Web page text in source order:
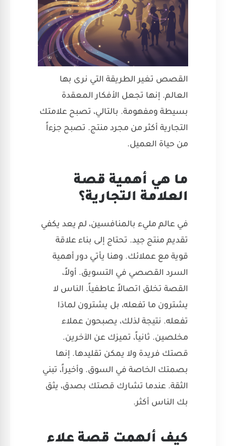
القصص تغير الطريقة التي نرى بها
العالم. إنها تجعل الأفكار المعقدة
بسيطة ومفهومة. بالتالي، تصبح علامتك
التجارية أكثر من مجرد منتج. تصبح جزءاً
من حياة العميل.
ما هي أهمية قصة
العلامة التجارية؟
في عالم مليء بالمنافسين، لم يعد يكفي
تقديم منتج جيد. تحتاج إلى بناء علاقة
قوية مع عملائك. وهنا يأتي دور أهمية
السرد القصصي في التسويق. أولاً،
القصة تخلق اتصالاً عاطفياً. الناس لا
يشترون ما تفعله، بل يشترون لماذا
تفعله. نتيجة لذلك، يصبحون عملاء
مخلصين. ثانياً، تميزك عن الآخرين.
قصتك فريدة ولا يمكن تقليدها. إنها
بصمتك الخاصة في السوق. وأخيراً، تبني
الثقة. عندما تشارك قصتك بصدق، يثق
بك الناس أكثر.
كيف ألهمت قصة علاء